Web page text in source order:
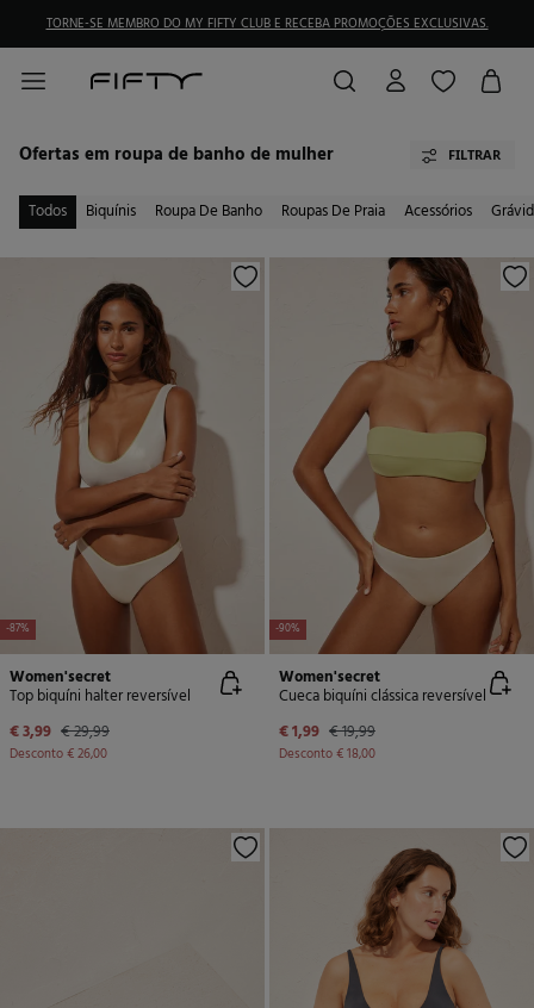
TORNE-SE MEMBRO DO MY FIFTY CLUB E RECEBA PROMOÇÕES EXCLUSIVAS.
Ofertas em roupa de banho de mulher FILTRAR
Todos Biquínis Roupa De Banho Roupas De Praia Acessórios
-87%
Women'secret
Top biquíni halter reversível
€ 3,99 € 29,99
Desconto€ 26,00
-90%
Women'secret
Cueca biquíni clássica reversível
€ 1,99 € 19,99
Desconto€ 18,00